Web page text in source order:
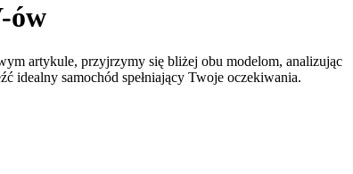
ów
artykule, przyjrzymy się bliżej obu modelom, analizując
idealny samochód spełniający Twoje oczekiwania.